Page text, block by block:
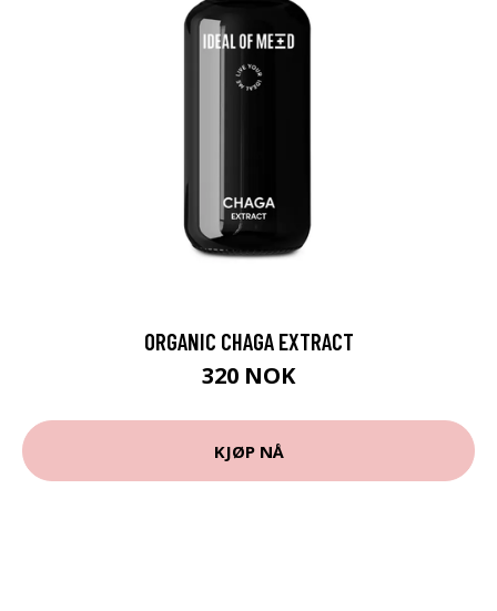
ORGANIC CHAGA EXTRACT
320 NOK
KJØP NÅ